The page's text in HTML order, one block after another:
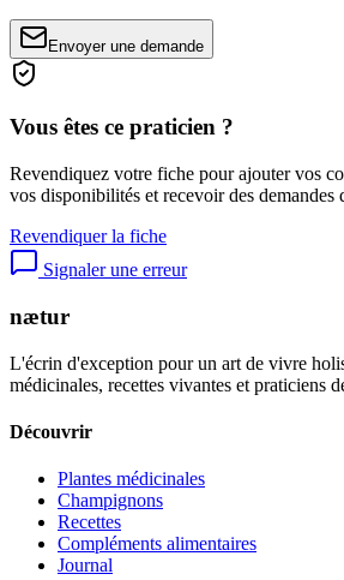
Envoyer une demande
Vous êtes ce praticien ?
Revendiquez votre fiche pour ajouter vos
vos disponibilités et recevoir des demandes
Revendiquer la fiche
Signaler une erreur
nætur
L'écrin d'exception pour un art de vivre
médicinales, recettes vivantes et praticiens
Découvrir
Plantes médicinales
Champignons
Recettes
Compléments alimentaires
Journal